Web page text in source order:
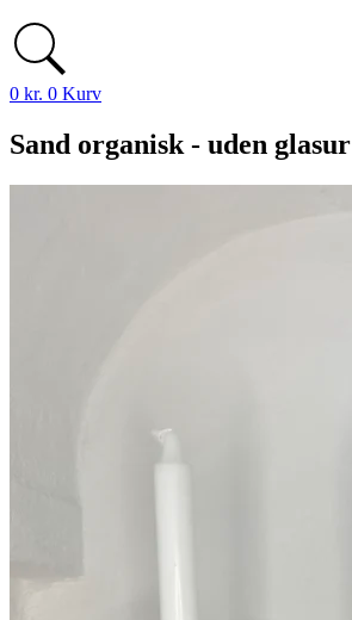
0 kr. 0 Kurv
Sand organisk - uden glasur